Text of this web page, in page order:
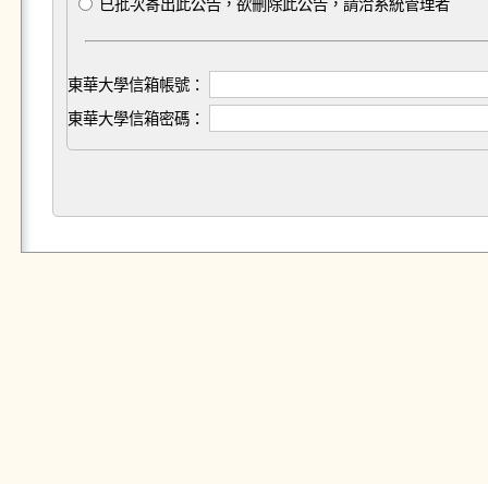
已批次寄出此公告，欲刪除此公告，請洽系統管理者
東華大學信箱帳號：
東華大學信箱密碼：